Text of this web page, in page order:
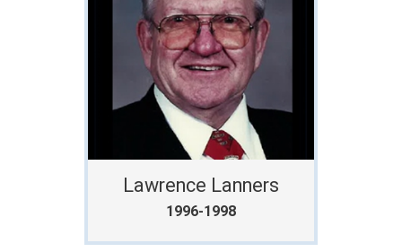
Lawrence Lanners
1996-1998